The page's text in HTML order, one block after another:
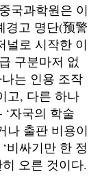
국과학원은 이
경고 명단(预警
널로 시작한 이
구분마저 없
는 인용 조작
고, 다른 하나
자국의 학술
나 출판 비용이
비싸기만 한 정
오른 것이다.